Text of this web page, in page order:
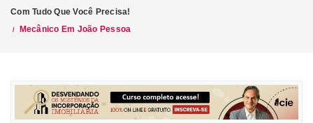
Com Tudo Que Você Precisa!
/ Mecânico Em João Pessoa